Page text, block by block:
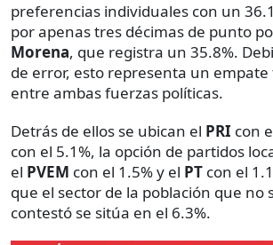
preferencias individuales con un
por apenas tres décimas de punto
Morena, que registra un 35.8%.
de error, esto representa un
entre ambas fuerzas políticas.
Detrás de ellos se ubican el PRI con
con el 5.1%, la opción de partidos
el PVEM con el 1.5% y el PT con el
que el sector de la población que no
contestó se sitúa en el 6.3%.